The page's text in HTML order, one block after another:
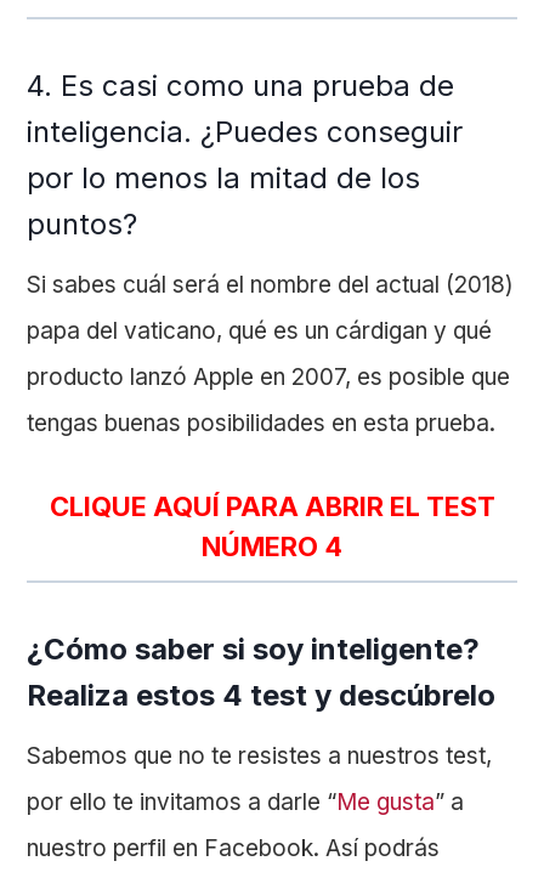
4. Es casi como una prueba de
inteligencia. ¿Puedes conseguir
por lo menos la mitad de los
puntos?
Si sabes cuál será el nombre del actual (2018)
papa del vaticano, qué es un cárdigan y qué
producto lanzó Apple en 2007, es posible que
tengas buenas posibilidades en esta prueba.
CLIQUE AQUÍ PARA ABRIR EL TEST
NÚMERO 4
¿Cómo saber si soy inteligente?
Realiza estos 4 test y descúbrelo
Sabemos que no te resistes a nuestros test,
por ello te invitamos a darle “Me gusta” a
nuestro perfil en Facebook. Así podrás